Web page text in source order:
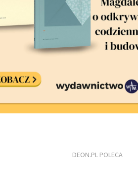
DEON.PL POLECA